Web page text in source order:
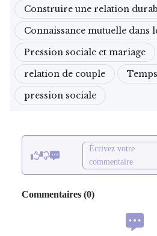
Construire une relation
Connaissance mutuelle dans
Pression sociale et mariage
relation de couple
pression sociale
Écrivez votre
commentaire
Commentaires (0)